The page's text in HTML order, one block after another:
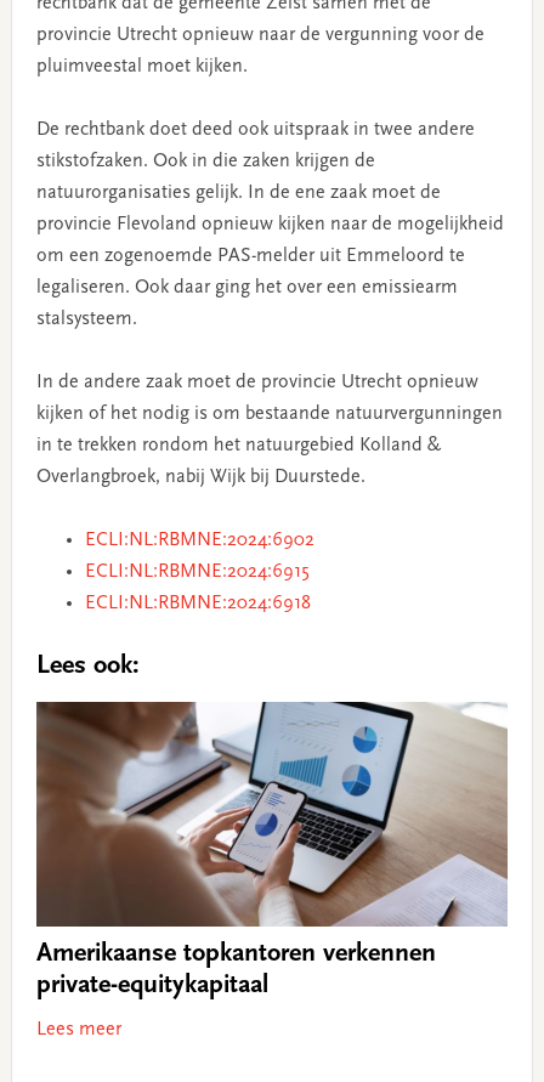
provincie Utrecht opnieuw naar de vergunning voor de
pluimveestal moet kijken.
De rechtbank doet deed ook uitspraak in twee andere
stikstofzaken. Ook in die zaken krijgen de
natuurorganisaties gelijk. In de ene zaak moet de
provincie Flevoland opnieuw kijken naar de mogelijkheid
om een zogenoemde PAS-melder uit Emmeloord te
legaliseren. Ook daar ging het over een emissiearm
stalsysteem.
In de andere zaak moet de provincie Utrecht opnieuw
kijken of het nodig is om bestaande natuurvergunningen
in te trekken rondom het natuurgebied Kolland &
Overlangbroek, nabij Wijk bij Duurstede.
ECLI:NL:RBMNE:2024:6902
ECLI:NL:RBMNE:2024:6915
ECLI:NL:RBMNE:2024:6918
Lees ook:
Amerikaanse topkantoren verkennen
private-equitykapitaal
Lees meer